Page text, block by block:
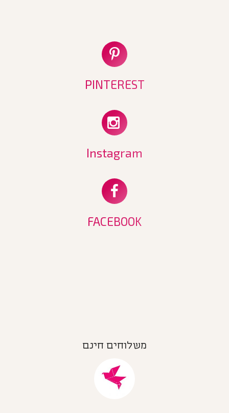
PINTEREST
Instagram
FACEBOOK
משלוחים חינם